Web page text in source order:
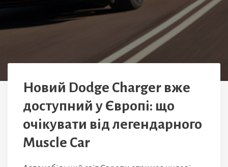
Новий Dodge Charger вже
доступний у Європі: що
очікувати від легендарного
Muscle Car